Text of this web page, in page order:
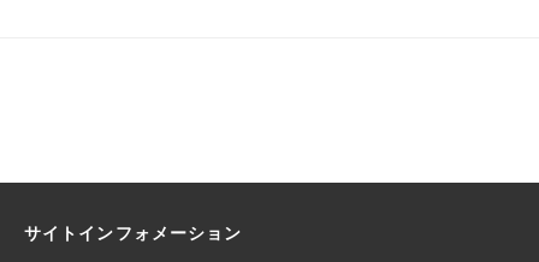
サイトインフォメーション